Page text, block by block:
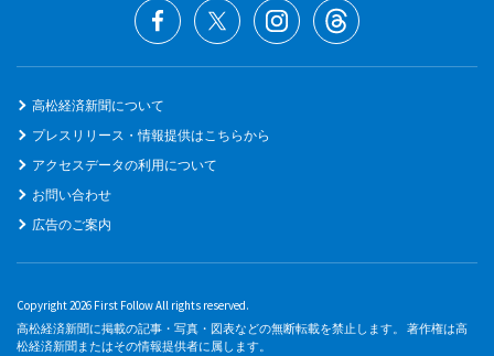
高松経済新聞について
プレスリリース・情報提供はこちらから
アクセスデータの利用について
お問い合わせ
広告のご案内
Copyright 2026 First Follow All rights reserved.
高松経済新聞に掲載の記事・写真・図表などの無断転載を禁止します。 著作権は高
松経済新聞またはその情報提供者に属します。